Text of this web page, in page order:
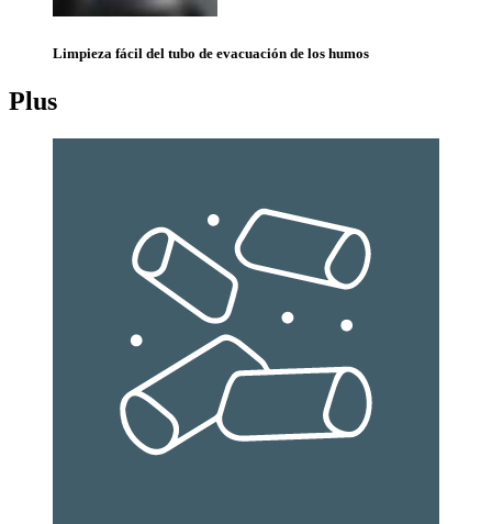
Limpieza fácil del tubo de evacuación de los humos
Plus